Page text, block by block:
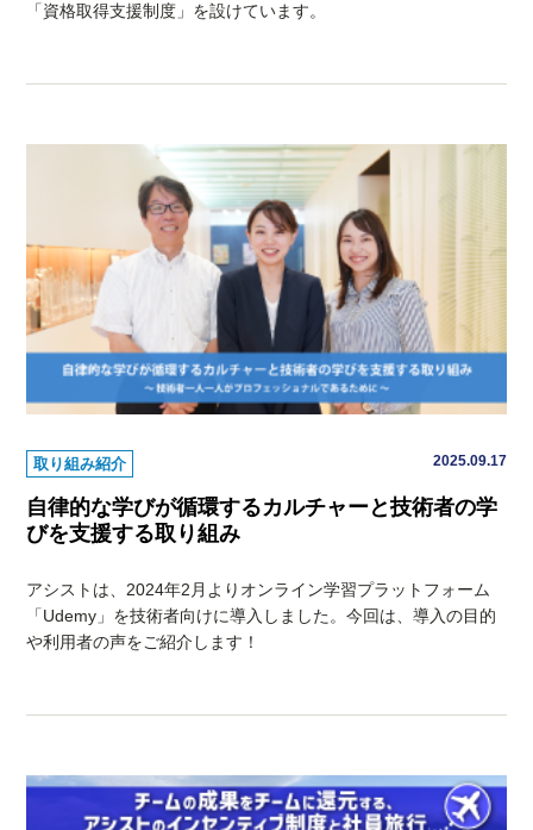
「資格取得支援制度」を設けています。
取り組み紹介 2025.09.17
自律的な学びが循環するカルチャーと技術者の学
びを支援する取り組み
アシストは、2024年2月よりオンライン学習プラットフォーム
「Udemy」を技術者向けに導入しました。今回は、導入の目的
や利用者の声をご紹介します！